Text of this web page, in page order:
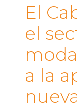
El
el
a la